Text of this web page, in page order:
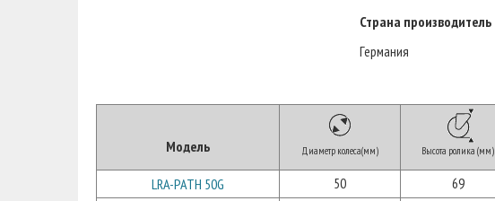
Страна производитель
Германия
Модель Диаметр колеса(мм) Высота ролика (мм)
LRA-PATH 50G 50 69